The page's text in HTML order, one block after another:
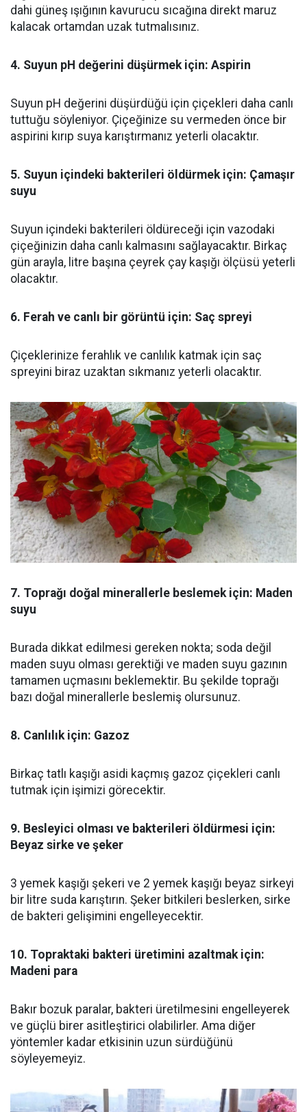
dahi güneş ışığının kavurucu sıcağına direkt maruz
kalacak ortamdan uzak tutmalısınız.
4. Suyun pH değerini düşürmek için: Aspirin
Suyun pH değerini düşürdüğü için çiçekleri daha canlı
tuttuğu söyleniyor. Çiçeğinize su vermeden önce bir
aspirini kırıp suya karıştırmanız yeterli olacaktır.
5. Suyun içindeki bakterileri öldürmek için: Çamaşır
suyu
Suyun içindeki bakterileri öldüreceği için vazodaki
çiçeğinizin daha canlı kalmasını sağlayacaktır. Birkaç
gün arayla, litre başına çeyrek çay kaşığı ölçüsü yeterli
olacaktır.
6. Ferah ve canlı bir görüntü için: Saç spreyi
Çiçeklerinize ferahlık ve canlılık katmak için saç
spreyini biraz uzaktan sıkmanız yeterli olacaktır.
7. Toprağı doğal minerallerle beslemek için: Maden
suyu
Burada dikkat edilmesi gereken nokta; soda değil
maden suyu olması gerektiği ve maden suyu gazının
tamamen uçmasını beklemektir. Bu şekilde toprağı
bazı doğal minerallerle beslemiş olursunuz.
8. Canlılık için: Gazoz
Birkaç tatlı kaşığı asidi kaçmış gazoz çiçekleri canlı
tutmak için işimizi görecektir.
9. Besleyici olması ve bakterileri öldürmesi için:
Beyaz sirke ve şeker
3 yemek kaşığı şekeri ve 2 yemek kaşığı beyaz sirkeyi
bir litre suda karıştırın. Şeker bitkileri beslerken, sirke
de bakteri gelişimini engelleyecektir.
10. Topraktaki bakteri üretimini azaltmak için:
Madeni para
Bakır bozuk paralar, bakteri üretilmesini engelleyerek
ve güçlü birer asitleştirici olabilirler. Ama diğer
yöntemler kadar etkisinin uzun sürdüğünü
söyleyemeyiz.